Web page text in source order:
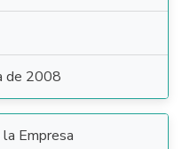
de 2008
Empresa